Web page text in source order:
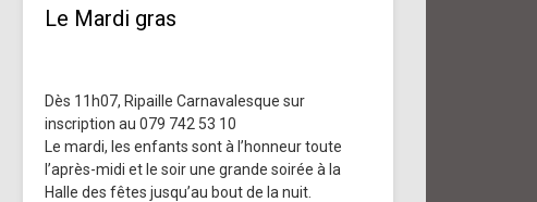
Le Mardi gras
Dès 11h07, Ripaille Carnavalesque sur
inscription au 079 742 53 10
Le mardi, les enfants sont à l’honneur toute
l’après-midi et le soir une grande soirée à la
Halle des fêtes jusqu’au bout de la nuit.